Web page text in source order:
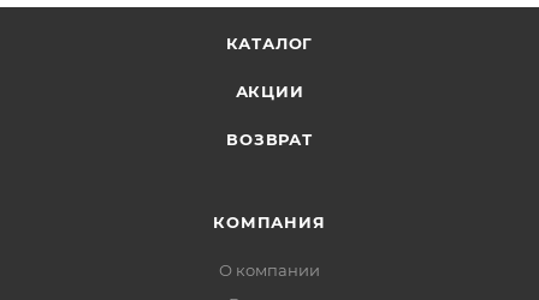
КАТАЛОГ
АКЦИИ
ВОЗВРАТ
КОМПАНИЯ
О компании